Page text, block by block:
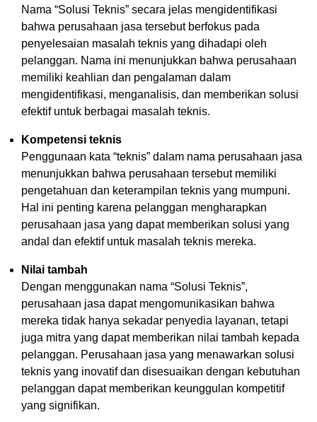
Nama “Solusi Teknis” secara jelas mengidentifikasi
bahwa perusahaan jasa tersebut berfokus pada
penyelesaian masalah teknis yang dihadapi oleh
pelanggan. Nama ini menunjukkan bahwa perusahaan
memiliki keahlian dan pengalaman dalam
mengidentifikasi, menganalisis, dan memberikan solusi
efektif untuk berbagai masalah teknis.
Kompetensi teknis
Penggunaan kata “teknis” dalam nama perusahaan jasa
menunjukkan bahwa perusahaan tersebut memiliki
pengetahuan dan keterampilan teknis yang mumpuni.
Hal ini penting karena pelanggan mengharapkan
perusahaan jasa yang dapat memberikan solusi yang
andal dan efektif untuk masalah teknis mereka.
Nilai tambah
Dengan menggunakan nama “Solusi Teknis”,
perusahaan jasa dapat mengomunikasikan bahwa
mereka tidak hanya sekadar penyedia layanan, tetapi
juga mitra yang dapat memberikan nilai tambah kepada
pelanggan. Perusahaan jasa yang menawarkan solusi
teknis yang inovatif dan disesuaikan dengan kebutuhan
pelanggan dapat memberikan keunggulan kompetitif
yang signifikan.